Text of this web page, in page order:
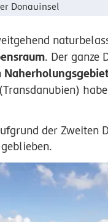
Donauinsel
. Der ganze
der Zweiten